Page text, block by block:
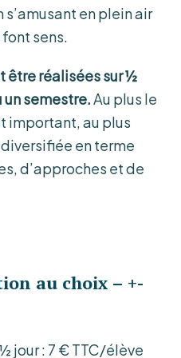
en plein air
sens.
être réaliséessur ½
un semestre.Au plus le
important, au plus
en terme
d’approches et de
au choix – +-
jour : 7 € TTC/élève